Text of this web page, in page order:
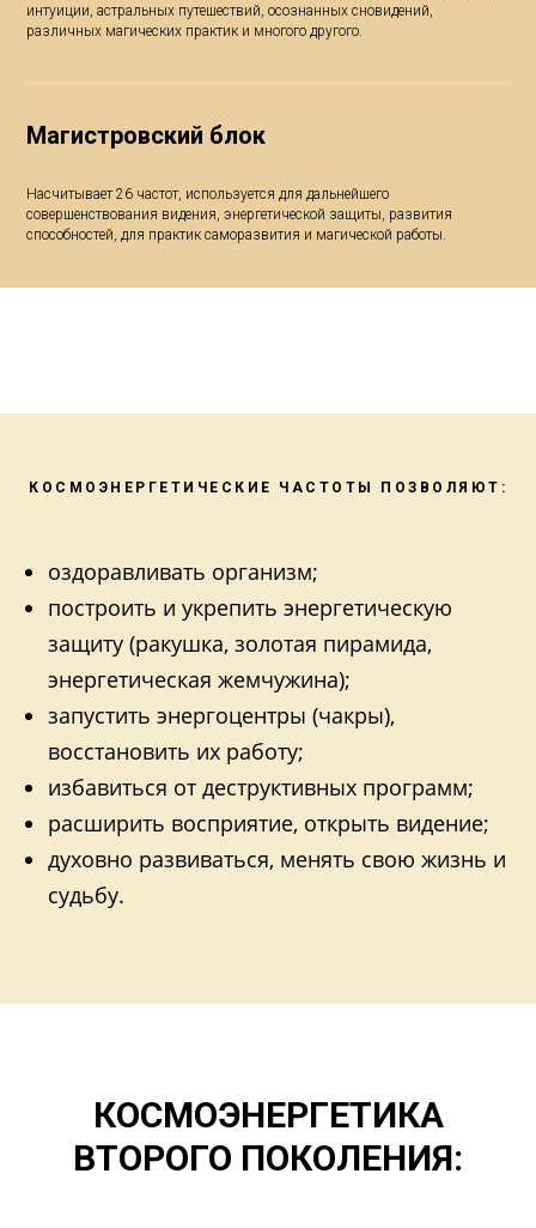
интуиции, астральных путешествий, осознанных сновидений,
различных магических практик и многого другого. ⠀
Магистровский блок
Насчитывает 26 частот, используется для дальнейшего
совершенствования видения, энергетической защиты, развития
способностей, для практик саморазвития и магической работы. ⠀
КОСМОЭНЕРГЕТИЧЕСКИЕ ЧАСТОТЫ ПОЗВОЛЯЮТ:
оздоравливать организм;
построить и укрепить энергетическую
защиту (ракушка, золотая пирамида,
энергетическая жемчужина);
запустить энергоцентры (чакры),
восстановить их работу;
избавиться от деструктивных программ;
расширить восприятие, открыть видение;
духовно развиваться, менять свою жизнь и
судьбу.
КОСМОЭНЕРГЕТИКА
ВТОРОГО ПОКОЛЕНИЯ: